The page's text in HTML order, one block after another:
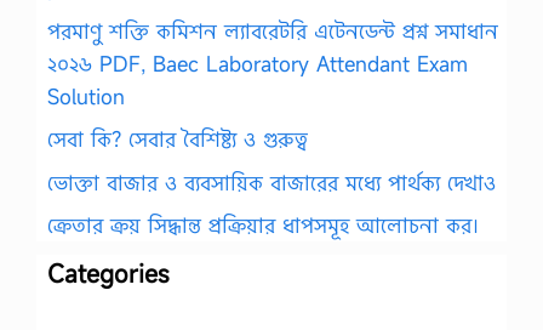
পরমাণু শক্তি কমিশন ল্যাবরেটরি এটেনডেন্ট প্রশ্ন সমাধান
২০২৬ PDF, Baec Laboratory Attendant Exam
Solution
সেবা কি? সেবার বৈশিষ্ট্য ও গুরুত্ব
ভোক্তা বাজার ও ব্যবসায়িক বাজারের মধ্যে পার্থক্য দেখাও
ক্রেতার ক্রয় সিদ্ধান্ত প্রক্রিয়ার ধাপসমূহ আলোচনা কর।
Categories